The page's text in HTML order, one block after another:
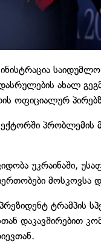
ახალ
ოფიციალურ
პრობლემის
უკრაინაში,
მოსკოვსა
ტრამპის
დაკავშირებით